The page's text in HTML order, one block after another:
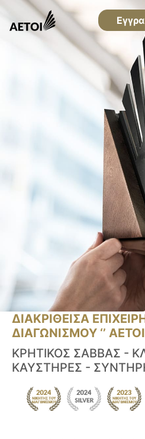
ΔΙΑΚΡΙΘΕΙΣΑ
ΔΙΑΓΩΝΙΣΜΟΥ ‘’ ΑΕΤΟΙ
ΚΡΗΤΙΚΟΣ ΣΑΒΒΑΣ -
ΚΑΥΣΤΗΡΕΣ -